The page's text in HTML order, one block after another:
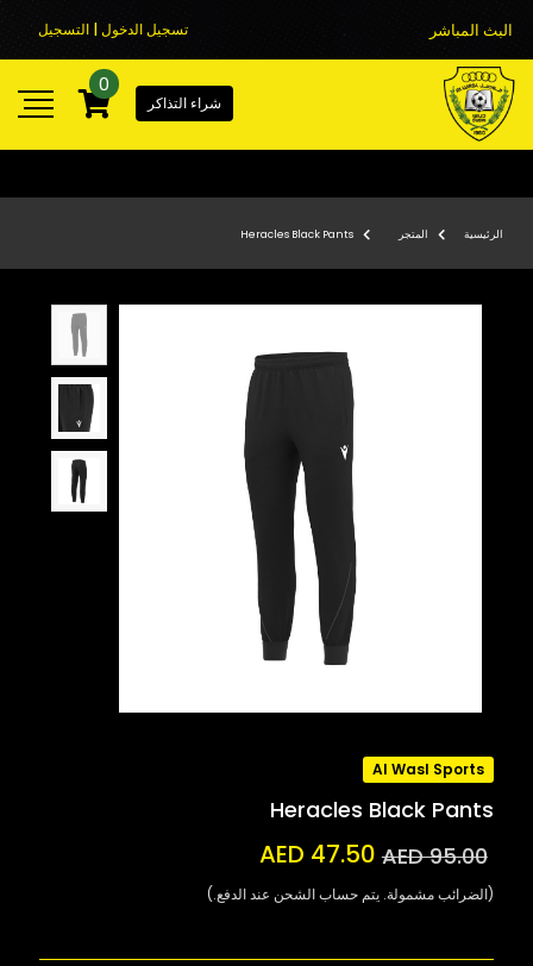
البث المباشر تسجيل الدخول | التسجيل
شراء التذاكر
0
الرئيسية المتجر Heracles Black Pants
Al Wasl Sports
Heracles Black Pants
AED 95.00
AED 47.50
(الضرائب مشمولة. يتم حساب الشحن عند الدفع.)